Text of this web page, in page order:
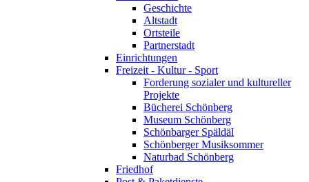
Geschichte
Altstadt
Ortsteile
Partnerstadt
Einrichtungen
Freizeit - Kultur - Sport
Forderung sozialer und kultureller
Projekte
Bücherei Schönberg
Museum Schönberg
Schönbarger Späldäl
Schönberger Musiksommer
Naturbad Schönberg
Friedhof